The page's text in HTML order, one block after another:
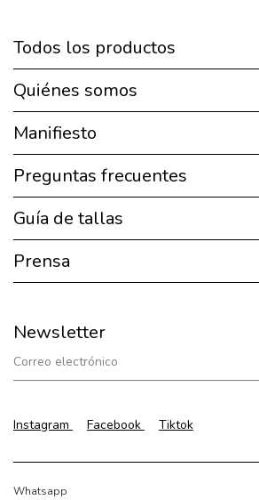
Todos los productos
Quiénes somos
Manifiesto
Preguntas frecuentes
Guía de tallas
Prensa
Newsletter
Instagram Facebook Tiktok
Whatsapp